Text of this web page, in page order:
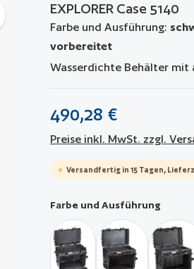
Durchschnittliche
EXPLORER Case 5140
Farbe und Ausführung:
vorbereitet
Wasserdichte Behälter mit
490,28 €
Preise inkl. MwSt. zzgl.
Versandfertig in 15 Tagen,
Farbe und Ausführung
schwarz / komplett leer
schwarz / leer